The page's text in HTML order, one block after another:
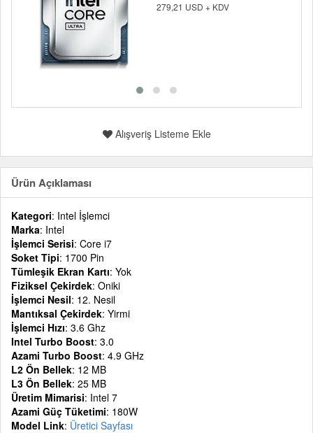
279,21 USD + KDV
Alışveriş Listeme Ekle
Ürün Açıklaması
Kategori: Intel İşlemci
Marka: Intel
İşlemci Serisi: Core i7
Soket Tipi: 1700 Pin
Tümleşik Ekran Kartı: Yok
Fiziksel Çekirdek: Oniki
İşlemci Nesil: 12. Nesil
Mantıksal Çekirdek: Yirmi
İşlemci Hızı: 3.6 Ghz
Intel Turbo Boost: 3.0
Azami Turbo Boost: 4.9 GHz
L2 Ön Bellek: 12 MB
L3 Ön Bellek: 25 MB
Üretim Mimarisi: Intel 7
Azami Güç Tüketimi: 180W
Model Link: Üretici Sayfası